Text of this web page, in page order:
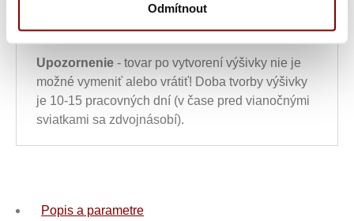
Odmítnout
výšivkou
Upozornenie - tovar po vytvorení výšivky nie je
možné vymeniť alebo vrátiť! Doba tvorby výšivky
je 10-15 pracovných dní (v čase pred vianočnými
sviatkami sa zdvojnásobí).
Popis a parametre